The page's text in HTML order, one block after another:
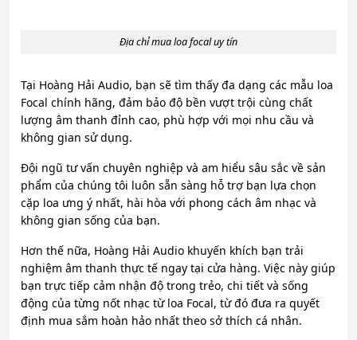
Địa chỉ mua loa focal uy tín
Tại Hoàng Hải Audio, bạn sẽ tìm thấy đa dạng các mẫu loa
Focal chính hãng, đảm bảo độ bền vượt trội cùng chất
lượng âm thanh đỉnh cao, phù hợp với mọi nhu cầu và
không gian sử dụng.
Đội ngũ tư vấn chuyên nghiệp và am hiểu sâu sắc về sản
phẩm của chúng tôi luôn sẵn sàng hỗ trợ bạn lựa chọn
cặp loa ưng ý nhất, hài hòa với phong cách âm nhạc và
không gian sống của bạn.
Hơn thế nữa, Hoàng Hải Audio khuyến khích bạn trải
nghiệm âm thanh thực tế ngay tại cửa hàng. Việc này giúp
bạn trực tiếp cảm nhận độ trong trẻo, chi tiết và sống
động của từng nốt nhạc từ loa Focal, từ đó đưa ra quyết
định mua sắm hoàn hảo nhất theo sở thích cá nhân.